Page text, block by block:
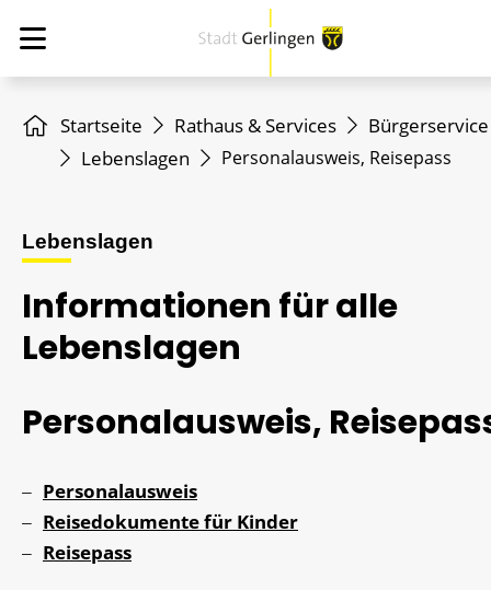
Startseite Rathaus & Services
Bürgerservice
Lebenslagen
Personalausweis, Reisepass
Lebenslagen
Informationen für alle
Lebenslagen
Personalausweis,
Personalausweis
Reisedokumente für Kinder
Reisepass